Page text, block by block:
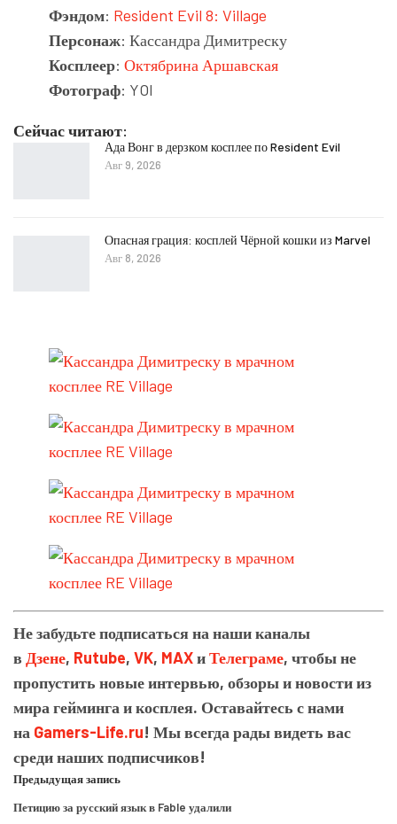
Фэндом: Resident Evil 8: Village
Персонаж: Кассандра Димитреску
Косплеер: Октябрина Аршавская
Фотограф: YOI
Сейчас читают:
Ада Вонг в дерзком косплее по Resident Evil
Авг 9, 2026
Опасная грация: косплей Чёрной кошки из Marvel
Авг 8, 2026
Не забудьте подписаться на наши каналы
в Дзене, Rutube, VK, MAXиТелеграме, чтобы не
пропустить новые интервью, обзоры и новости из
мира гейминга и косплея. Оставайтесь с нами
на Gamers-Life.ru! Мы всегда рады видеть вас
среди наших подписчиков!
Предыдущая запись
Петицию за русский язык в Fable удалили